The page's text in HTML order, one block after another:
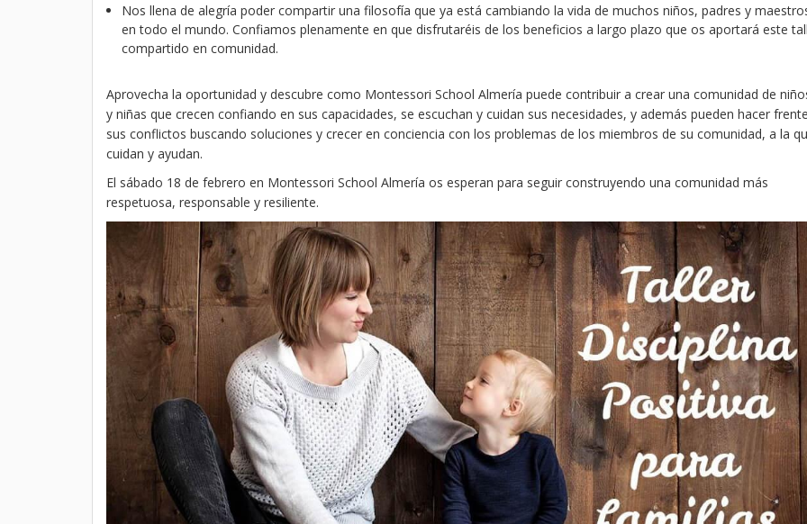
Nos llena de alegría poder compartir una filosofía que ya está cambiando la vida de muchos niños, padres y
en todo el mundo. Confiamos plenamente en que disfrutaréis de los beneficios a largo plazo que os aportará este
compartido en comunidad.
Aprovecha la oportunidad y descubre como Montessori School Almería puede contribuir a crear una comunidad de
y niñas que crecen confiando en sus capacidades, se escuchan y cuidan sus necesidades, y además pueden hacer
sus conflictos buscando soluciones y crecer en conciencia con los problemas de los miembros de su comunidad, a la
cuidan y ayudan.
El sábado 18 de febrero en Montessori School Almería os esperan para seguir construyendo una comunidad más
respetuosa, responsable y resiliente.